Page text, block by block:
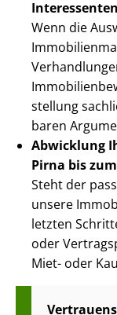
Wenn die
stel­lung
ba­ren
Abwicklung
Pirna bis
Steht der
unsere
letzten
oder
Miet- oder